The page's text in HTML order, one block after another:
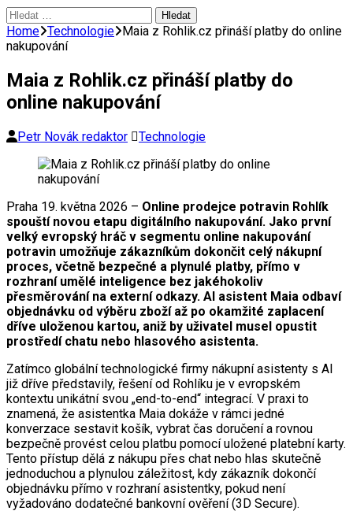
Vyhledávání
Home Technologie Maia z Rohlik.cz přináší platby do online
nakupování
Maia z Rohlik.cz přináší platby do
online nakupování
Petr Novák redaktor Technologie
Praha 19. května 2026 – Online prodejce potravin Rohlík
spouští novou etapu digitálního nakupování. Jako první
velký evropský hráč v segmentu online nakupování
potravin umožňuje zákazníkům dokončit celý nákupní
proces, včetně bezpečné a plynulé platby, přímo v
rozhraní umělé inteligence bez jakéhokoliv
přesměrování na externí odkazy. AI asistent Maia odbaví
objednávku od výběru zboží až po okamžité zaplacení
dříve uloženou kartou, aniž by uživatel musel opustit
prostředí chatu nebo hlasového asistenta.
Zatímco globální technologické firmy nákupní asistenty s AI
již dříve představily, řešení od Rohlíku je v evropském
kontextu unikátní svou „end-to-end“ integrací. V praxi to
znamená, že asistentka Maia dokáže v rámci jedné
konverzace sestavit košík, vybrat čas doručení a rovnou
bezpečně provést celou platbu pomocí uložené platební karty.
Tento přístup dělá z nákupu přes chat nebo hlas skutečně
jednoduchou a plynulou záležitost, kdy zákazník dokončí
objednávku přímo v rozhraní asistentky, pokud není
vyžadováno dodatečné bankovní ověření (3D Secure).